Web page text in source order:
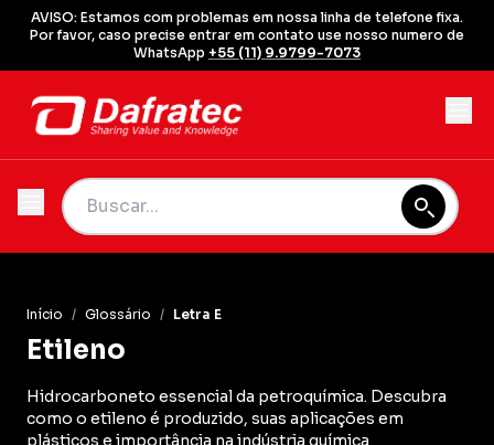
AVISO: Estamos com problemas em nossa linha de telefone fixa.
Por favor, caso precise entrar em contato use nosso numero de
WhatsApp +55 (11) 9.9799-7073
Início / Glossário / Letra E
Etileno
Hidrocarboneto essencial da petroquímica. Descubra
como o etileno é produzido, suas aplicações em
plásticos e importância na indústria química